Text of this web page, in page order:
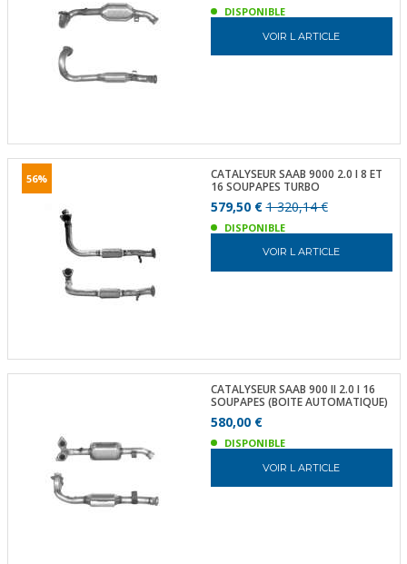
DISPONIBLE
VOIR L ARTICLE
56%
CATALYSEUR SAAB 9000 2.0 I 8 ET
16 SOUPAPES TURBO
579,50 €1 320,14 €
DISPONIBLE
VOIR L ARTICLE
CATALYSEUR SAAB 900 II 2.0 I 16
SOUPAPES (BOITE AUTOMATIQUE)
580,00 €
DISPONIBLE
VOIR L ARTICLE